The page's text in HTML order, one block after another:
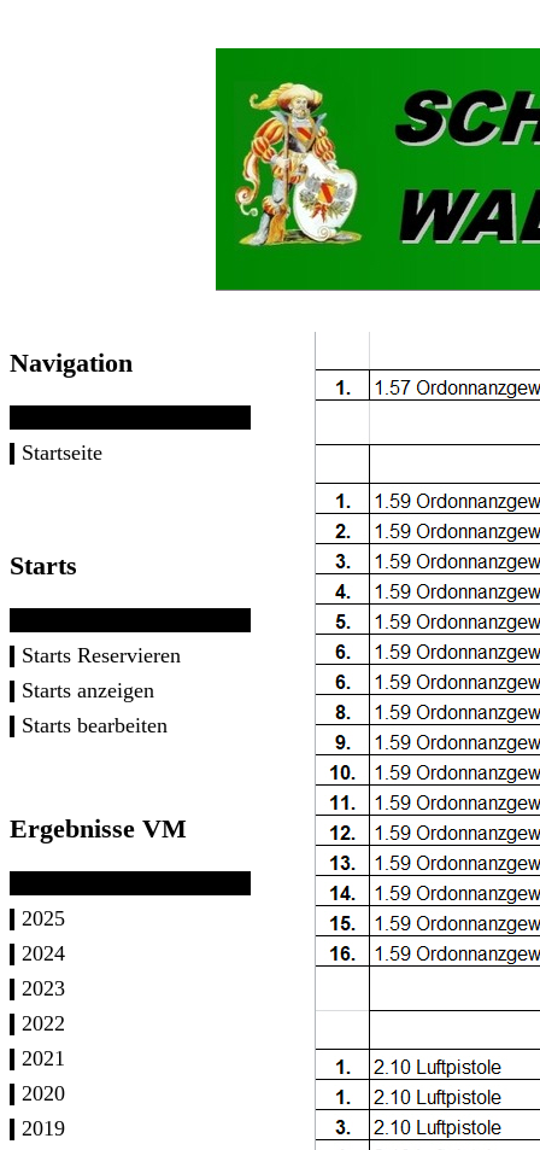
Navigation
Startseite
Starts
Starts Reservieren
Starts anzeigen
Starts bearbeiten
Ergebnisse VM
2025
2024
2023
2022
2021
2020
2019